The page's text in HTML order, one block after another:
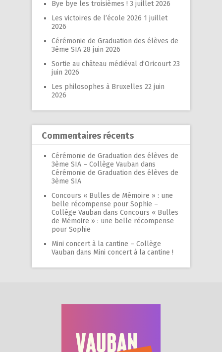
Bye bye les troisièmes ! 3 juillet 2026
Les victoires de l’école 2026 1 juillet
2026
Cérémonie de Graduation des élèves de
3ème SIA 28 juin 2026
Sortie au château médiéval d’Oricourt 23
juin 2026
Les philosophes à Bruxelles 22 juin
2026
Commentaires récents
Cérémonie de Graduation des élèves de
3ème SIA – Collège Vauban dans
Cérémonie de Graduation des élèves de
3ème SIA
Concours « Bulles de Mémoire » : une
belle récompense pour Sophie –
Collège Vauban dans Concours « Bulles
de Mémoire » : une belle récompense
pour Sophie
Mini concert à la cantine – Collège
Vauban dans Mini concert à la cantine !